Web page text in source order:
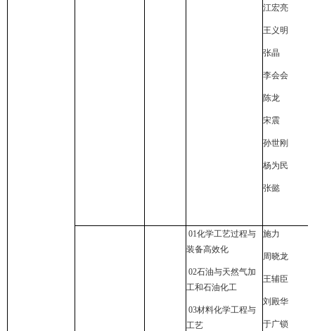
江宏亮
王义明
张晶
李会会
陈龙
宋震
孙世刚
杨为民
张懿
01化学工艺过程与
装备高效化
02石油与天然气加
工和石油化工
03材料化学工程与
工艺
施力
周晓龙
王辅臣
刘殿华
于广锁